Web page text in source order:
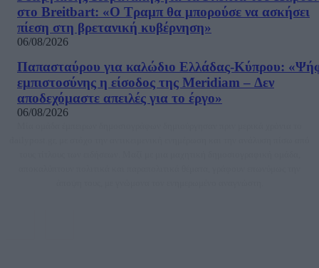
στο Breitbart: «Ο Τραμπ θα μπορούσε να ασκήσει
πίεση στη βρετανική κυβέρνηση»
06/08/2026
Παπασταύρου για καλώδιο Ελλάδας-Κύπρου:
εμπιστοσύνης η είσοδος της Meridiam – Δεν
αποδεχόμαστε απειλές για το έργο»
06/08/2026